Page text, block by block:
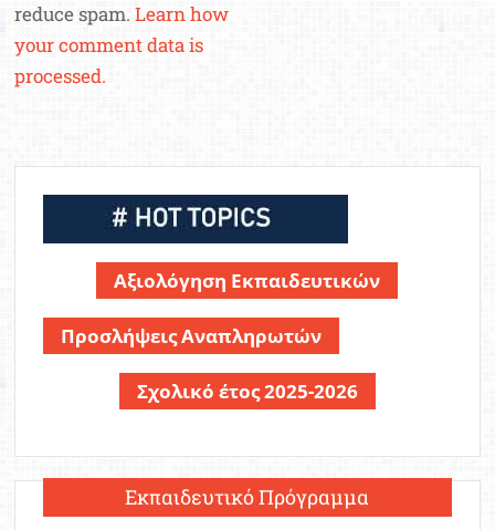
reduce spam.Learn how
your comment data is
processed.
Αξιολόγηση Εκπαιδευτικών
Προσλήψεις Αναπληρωτών
Σχολικό έτος 2025-2026
Εκπαιδευτικό Πρόγραμμα